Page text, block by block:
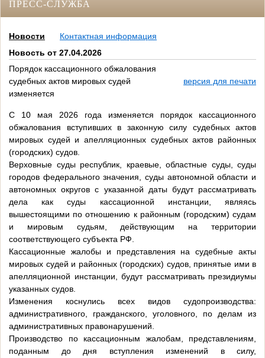
ПРЕСС-СЛУЖБА
Новости
Контактная информация
Новость от 27.04.2026
Порядок кассационного обжалования
судебных актов мировых судей
изменяется
версия для печати
С 10 мая 2026 года изменяется порядок кассационного
обжалования вступивших в законную силу судебных актов
мировых судей и апелляционных судебных актов районных
(городских) судов.
Верховные суды республик, краевые, областные суды, суды
городов федерального значения, суды автономной области и
автономных округов с указанной даты будут рассматривать
дела как суды кассационной инстанции, являясь
вышестоящими по отношению к районным (городским) судам
и мировым судьям, действующим на территории
соответствующего субъекта РФ.
Кассационные жалобы и представления на судебные акты
мировых судей и районных (городских) судов, принятые ими в
апелляционной инстанции, будут рассматривать президиумы
указанных судов.
Изменения коснулись всех видов судопроизводства:
административного, гражданского, уголовного, по делам из
административных правонарушений.
Производство по кассационным жалобам, представлениям,
поданным до дня вступления изменений в силу,